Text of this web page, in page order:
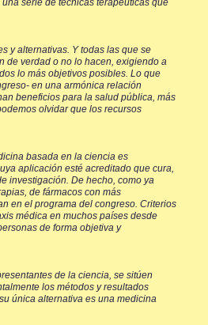
serie de técnicas terapéuticas que
y alternativas. Y todas las que se
de verdad o no lo hacen, exigiendo a
lo más objetivos posibles. Lo que
en una armónica relación
beneficios para la salud pública, más
olvidar que los recursos
basada en la ciencia es
aplicación esté acreditado que cura,
investigación. De hecho, como ya
de fármacos con más
en el programa del congreso. Criterios
médica en muchos países desde
de forma objetiva y
de la ciencia, se sitúen
los métodos y resultados
única alternativa es una medicina